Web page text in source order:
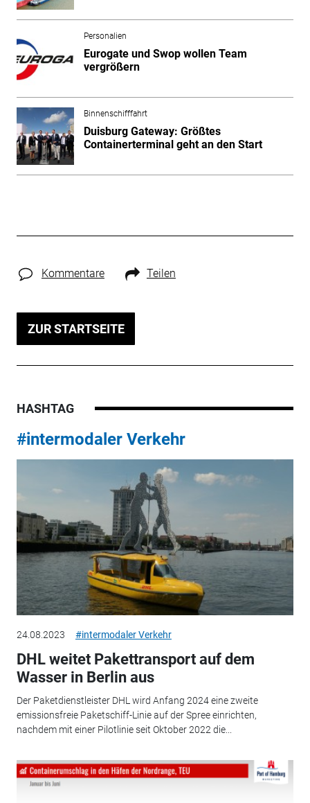
Personalien
Eurogate und Swop wollen Team
vergrößern
Binnenschifffahrt
Duisburg Gateway: Größtes
Containerterminal geht an den Start
Kommentare Teilen
ZUR STARTSEITE
HASHTAG
#intermodaler Verkehr
24.08.2023 #intermodaler Verkehr
DHL weitet Pakettransport auf dem
Wasser in Berlin aus
Der Paketdienstleister DHL wird Anfang 2024 eine zweite
emissionsfreie Paketschiff-Linie auf der Spree einrichten,
nachdem mit einer Pilotlinie seit Oktober 2022 die...